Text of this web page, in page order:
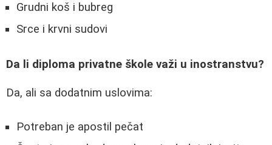
Grudni koš i bubreg
Srce i krvni sudovi
Da li diploma privatne škole važi u inostranstvu?
Da, ali sa dodatnim uslovima:
Potreban je apostil pečat